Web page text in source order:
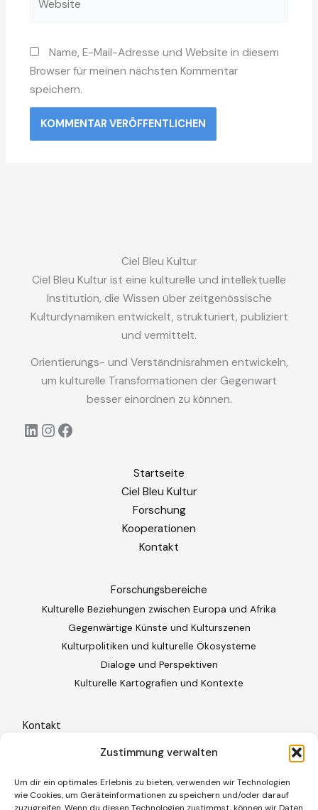
Zustimmung verwalten
Um dir ein optimales Erlebnis zu bieten, verwenden wir Technologien
wie Cookies, um Geräteinformationen zu speichern und/oder darauf
Name, E-Mail-Adresse und Website in diesem
Browser für meinen nächsten Kommentar
speichern.
Ciel Bleu Kultur
Ciel Bleu Kultur ist eine kulturelle und intellektuelle
Institution, die Wissen über zeitgenössische
Kulturdynamiken entwickelt, strukturiert, publiziert
und vermittelt.
Orientierungs- und Verständnisrahmen entwickeln,
um kulturelle Transformationen der Gegenwart
besser einordnen zu können.
LinkedIn
Instagram
Facebook
Startseite
Ciel Bleu Kultur
Forschung
Kooperationen
Kontakt
Forschungsbereiche
Kulturelle Beziehungen zwischen Europa und Afrika
Gegenwärtige Künste und Kulturszenen
Kulturpolitiken und kulturelle Ökosysteme
Dialoge und Perspektiven
Kulturelle Kartografien und Kontexte
Kontakt
contact@cielbleukultur.com